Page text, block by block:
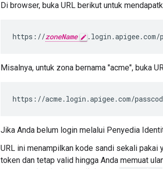
Di browser, buka URL berikut untuk
https://zoneName .login.apigee.com/
Misalnya, untuk zona bernama "acme", buka
https://acme.login.apigee.com/
Jika Anda belum login melalui Penyedia
URL ini menampilkan kode sandi sekali
token dan tetap valid hingga Anda memuat